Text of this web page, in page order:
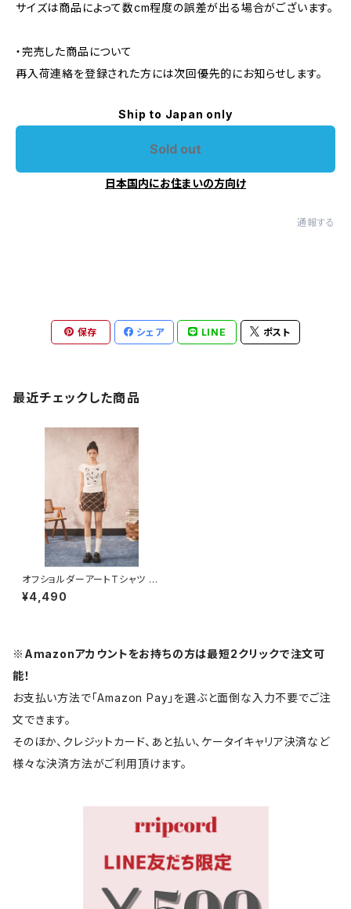
サイズは商品によって数cm程度の誤差が出る場合がございます。
・完売した商品について
再入荷連絡を登録された方には次回優先的にお知らせします。
Ship to Japan only
Sold out
日本国内にお住まいの方向け
通報する
保存 シェア LINE ポスト
最近チェックした商品
オフショルダーアートTシャツ 10
13-240705015
¥4,490
※Amazonアカウントをお持ちの方は最短2クリックで注文可
能！
お支払い方法で「Amazon Pay」を選ぶと面倒な入力不要でご注
文できます。
そのほか、クレジットカード、あと払い、ケータイキャリア決済など
様々な決済方法がご利用頂けます。